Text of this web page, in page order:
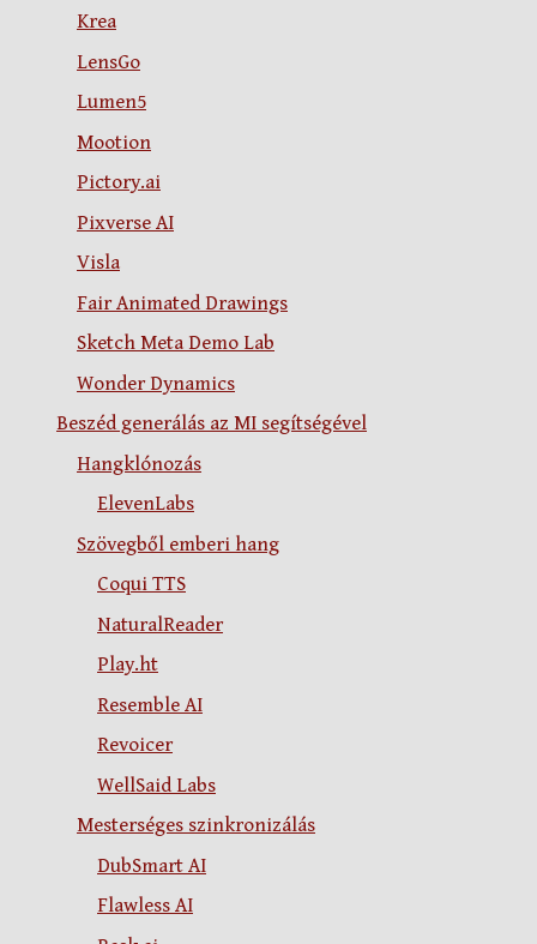
Krea
LensGo
Lumen5
Mootion
Pictory.ai
Pixverse AI
Visla
Fair Animated Drawings
Sketch Meta Demo Lab
Wonder Dynamics
Beszéd generálás az MI segítségével
Hangklónozás
ElevenLabs
Szövegből emberi hang
Coqui TTS
NaturalReader
Play.ht
Resemble AI
Revoicer
WellSaid Labs
Mesterséges szinkronizálás
DubSmart AI
Flawless AI